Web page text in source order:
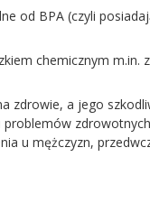
od BPA (czyli
chemicznym m.in.
zdrowie, a jego
problemów
u mężczyzn,